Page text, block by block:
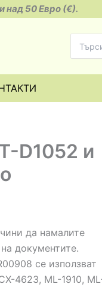
над 50 Евро (€).
for:
D1052 и
да намалите
документите.
се използват
4623, ML-1910,